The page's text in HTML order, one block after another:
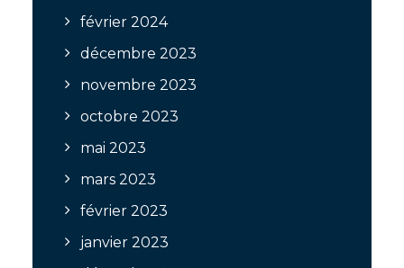
février 2024
décembre 2023
novembre 2023
octobre 2023
mai 2023
mars 2023
février 2023
janvier 2023